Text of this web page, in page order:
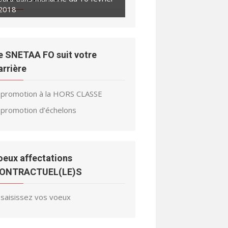
SNETAA FO suit votre
promotion à la HORS CLASSE
promotion d’échelons
affectations
saisissez vos voeux